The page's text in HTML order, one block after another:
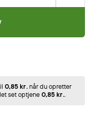
0,85 kr. når du opretter
set optjene 0,85 kr..